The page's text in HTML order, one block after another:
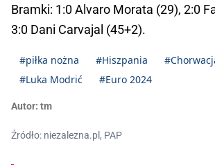
Bramki: 1:0 Alvaro Morata (29), 2:0
3:0 Dani Carvajal (45+2).
#piłka nożna #Hiszpania
#Luka Modrić
#Euro 2024
Autor: tm
Źródło: niezalezna.pl, PAP